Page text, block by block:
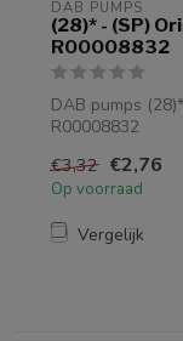
DAB PUMPS
(28)* - (SP)
R00008832
DAB pumps
R00008832
€3,32 €2,76
Op voorraad
Vergelijk